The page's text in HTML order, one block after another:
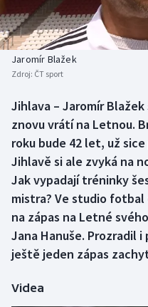
Baseball a softbal
Basketbal
Biatlon
Boby a skeleton
Box
Curling
Dostihy
Florbal
Futsal
Soutěže
Historické návraty
Aplikace ČT sport
AZ kvíz
Jaromír Blažek
Zdroj: ČT sport
Jihlava – Jaromír
znovu vrátí na Letnou.
roku bude 42 let, už
Jihlavě si ale zvyká na
Jak vypadají tréninky
mistra? Ve studio
na zápas na Letné
Jana Hanuše. Prozradil
ještě jeden zápas
Videa